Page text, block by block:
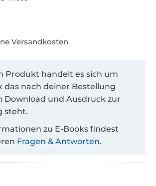
Versandkosten
Produkt handelt es sich um
das nach deiner Bestellung
Download und Ausdruck zur
steht.
zu E-Books findest
Fragen & Antworten.